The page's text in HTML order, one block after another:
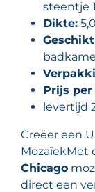
steentje
Dikte:
Prijs
levertijd
Creëer een
MozaïekMet
Chicago
direct een